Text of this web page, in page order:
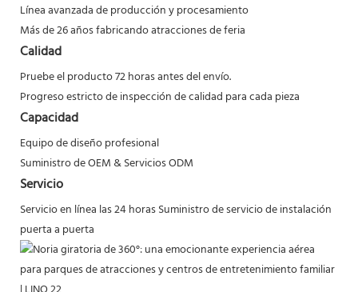
Línea avanzada de producción y procesamiento
Más de 26 años fabricando atracciones de feria
Calidad
Pruebe el producto 72 horas antes del envío.
Progreso estricto de inspección de calidad para cada pieza
Capacidad
Equipo de diseño profesional
Suministro de OEM & Servicios ODM
Servicio
Servicio en línea las 24 horasSuministro de servicio de instalación
puerta a puerta